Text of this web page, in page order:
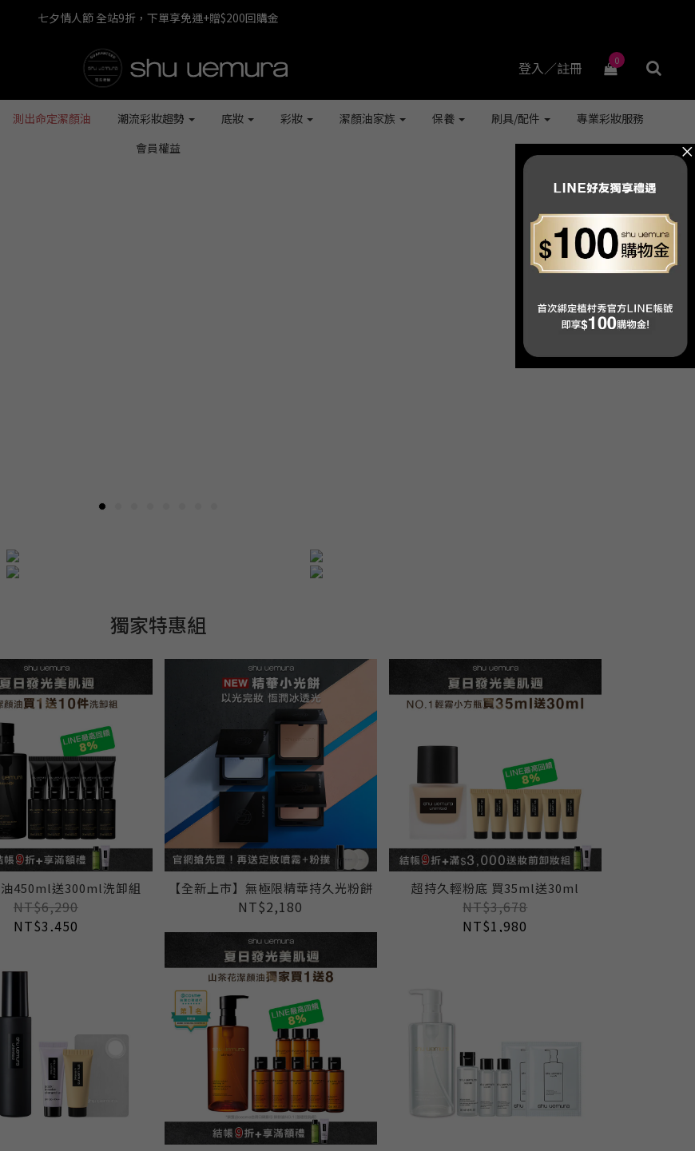
七夕情人節 全站9折，下單享免運+贈$200回購金
七夕情人節 全站9折，下單享免運+贈$200回購金
LINE最高回饋8%，滿$1,500限量贈抹茶潔顏油15ml
七夕情人節 全站9折，下單享免運+贈$200回購金
登入／註冊 0
測出命定潔顏油 潮流彩妝趨勢 底妝 彩妝 潔顏油家族 保養 刷具/配件
專業彩妝服務
會員權益
獨家特惠組
450ml送300ml洗卸組
NT$6,290
NT$3,450
【全新上市】無極限精華持久光粉餅
NT$2,180
超持久輕粉底 買35ml送30ml
NT$3,678
NT$1,980